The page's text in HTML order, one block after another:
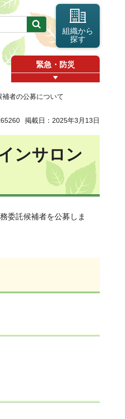
組織から
探す
緊急・防災
者の公募について
掲載日：2025年3月13日
ンサロン
委託候補者を公募しま